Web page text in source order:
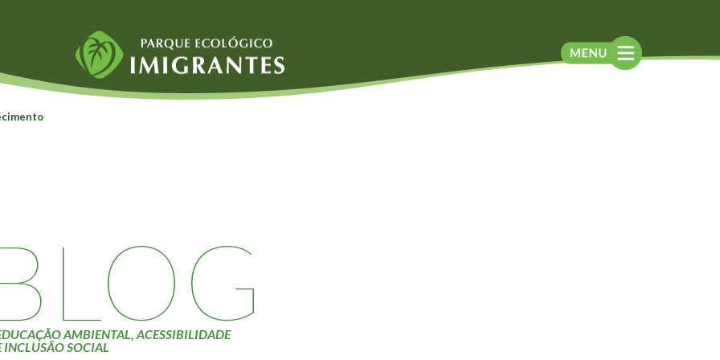
Fauna e Flora
Liquens
Tucano do Bico
Atividades Blog
AMBIENTAL, ACESSIBILIDADE
INCLUSÃO SOCIAL